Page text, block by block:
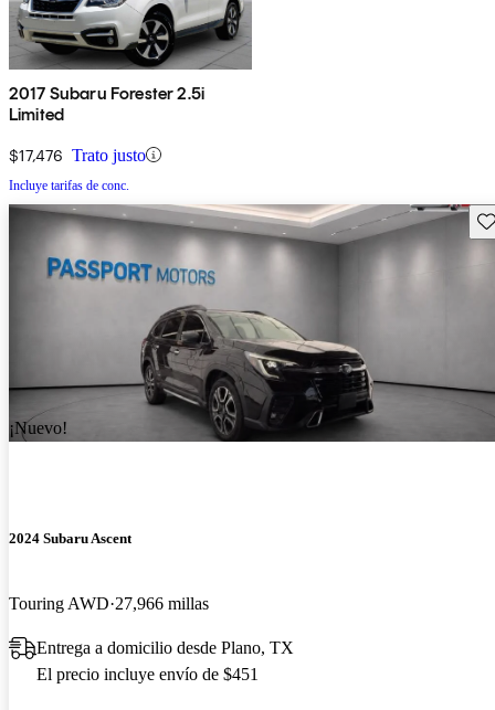
2017 Subaru Forester 2.5i
Limited
$17,476 Trato justo
Incluye tarifas de conc.
¡Nuevo!
2024 Subaru Ascent
Touring AWD 27,966 millas
Entrega a domicilio desde Plano, TX
El precio incluye envío de $451